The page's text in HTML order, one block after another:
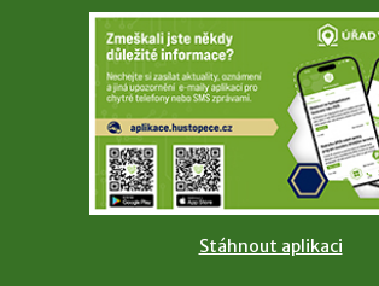
Stáhnout aplikaci